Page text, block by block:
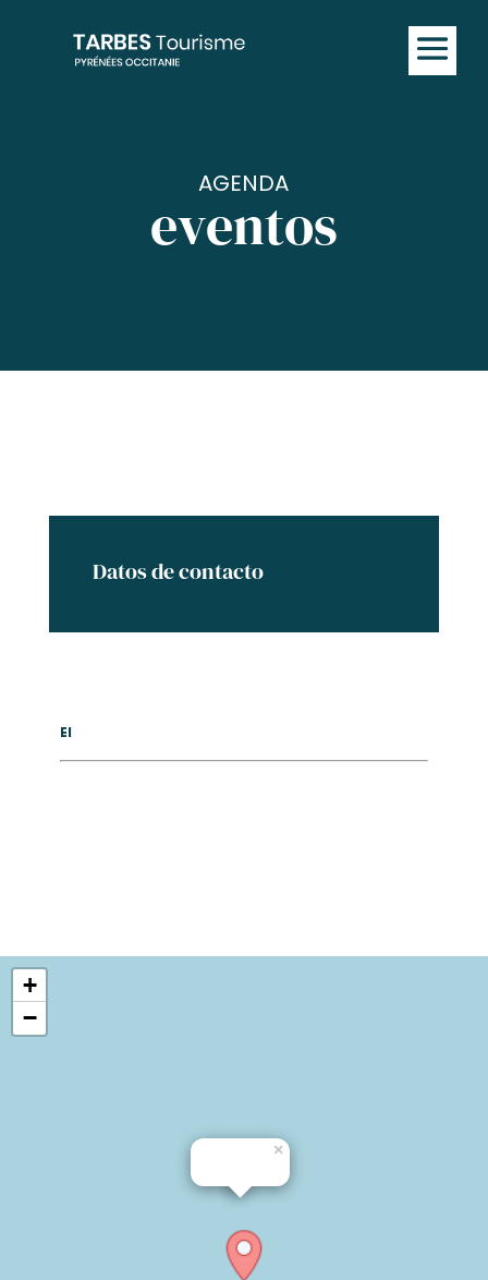
AGENDA
eventos
Datos de contacto
El
×
+
−